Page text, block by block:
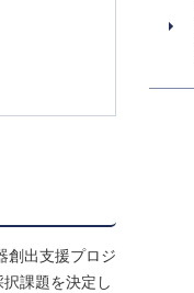
創出支援プロジ
課題を決定し